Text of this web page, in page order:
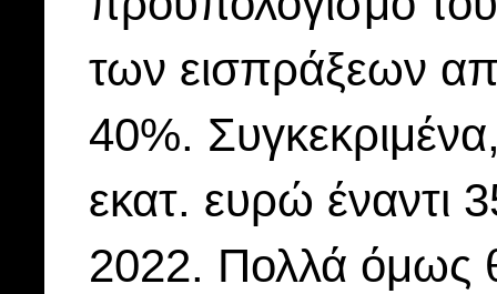
των εισπράξεων
40%.
εκατ. ευρώ έναντι
2022. Πολλά όμως